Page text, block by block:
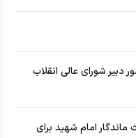
دبیر شورای عالی انقلاب
امام شهید برای